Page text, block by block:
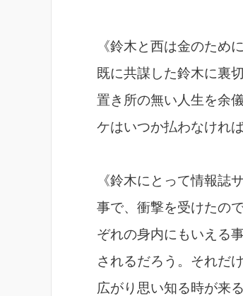
《鈴木と西は金のため
既に共謀した鈴木に裏
置き所の無い人生を余
ケはいつか払わなけれ
《鈴木にとって情報誌
事で、衝撃を受けたの
ぞれの身内にもいえる
されるだろう。それだ
広がり思い知る時が来